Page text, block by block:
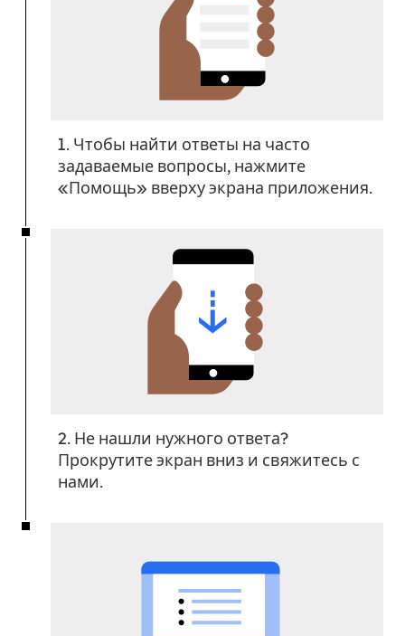
1. Чтобы найти ответы на часто
задаваемые вопросы, нажмите
«Помощь» вверху экрана приложения.
2. Не нашли нужного ответа?
Прокрутите экран вниз и свяжитесь с
нами.